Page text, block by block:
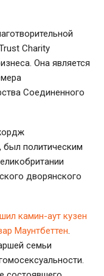
Charity
Она является
Соединенного
был политическим
дворянского
камин-аут кузен
Маунтбеттен.
семьи